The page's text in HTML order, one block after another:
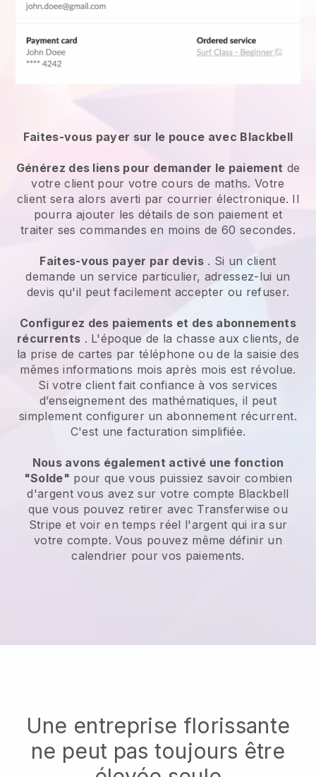
Faites-vous payer sur le pouce avec Blackbell
Générez des liens pour demander le paiement de
votre client pour votre cours de maths. Votre
client sera alors averti par courrier électronique. Il
pourra ajouter les détails de son paiement et
traiter ses commandes en moins de 60 secondes.
Faites-vous payer par devis. Si un client
demande un service particulier, adressez-lui un
devis qu'il peut facilement accepter ou refuser.
Configurez des paiements et des abonnements
récurrents . L'époque de la chasse aux clients, de
la prise de cartes par téléphone ou de la saisie des
mêmes informations mois après mois est révolue.
Si votre client fait confiance à vos services
d’enseignement des mathématiques, il peut
simplement configurer un abonnement récurrent.
C'est une facturation simplifiée.
Nous avons également activé une fonction
"Solde" pour que vous puissiez savoir combien
d'argent vous avez sur votre compte Blackbell
que vous pouvez retirer avec Transferwise ou
Stripe et voir en temps réel l'argent qui ira sur
votre compte. Vous pouvez même définir un
calendrier pour vos paiements.
Une entreprise florissante
ne peut pas toujours être